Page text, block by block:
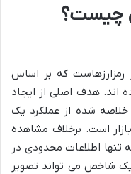
چیست؟
که بر اساس
اند. هدف اصلی از ایجاد
شده از عملکرد یک
است. برخلاف مشاهده
تنها اطلاعات محدودی در
شاخص می تواند تصویر